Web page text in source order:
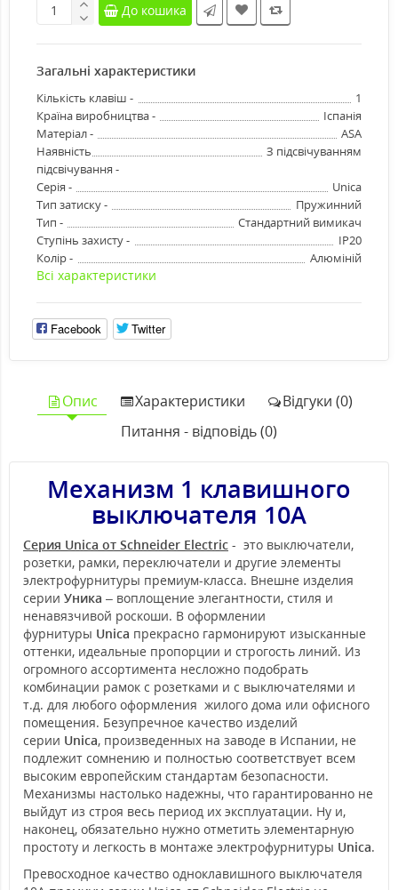
До кошика
Загальні характеристики
Кількість клавіш -
1
Країна виробництва -
Іспанія
Матеріал -
ASA
Наявність
підсвічування -
З підсвічуванням
Серія -
Unica
Тип затиску -
Пружинний
Тип -
Стандартний вимикач
Ступінь захисту -
IP20
Колір -
Алюміній
Всі характеристики
Facebook Twitter
Опис Характеристики
Відгуки (0)
Питання - відповідь (0)
Механизм 1 клавишного
выключателя 10А
Серия Unica от Schneider Electric - это выключатели,
розетки, рамки, переключатели и другие элементы
электрофурнитуры премиум-класса. Внешне изделия
серии Уника – воплощение элегантности, стиля и
ненавязчивой роскоши. В оформлении
фурнитуры Unica прекрасно гармонируют изысканные
оттенки, идеальные пропорции и строгость линий. Из
огромного ассортимента несложно подобрать
комбинации рамок с розетками и с выключателями и
т.д. для любого оформления жилого дома или офисного
помещения. Безупречное качество изделий
серии Unica, произведенных на заводе в Испании, не
подлежит сомнению и полностью соответствует всем
высоким европейским стандартам безопасности.
Механизмы настолько надежны, что гарантированно не
выйдут из строя весь период их эксплуатации. Ну и,
наконец, обязательно нужно отметить элементарную
простоту и легкость в монтаже электрофурнитуры Unica.
Превосходное качество одноклавишного выключателя